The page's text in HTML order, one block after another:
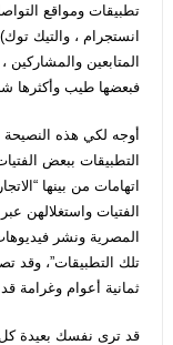
تطبيقات ومواقع
انستجرام ، والتيك
المتابعين والمشاركين
فبعضها طيب وأكثرها
أوجه لكي هذه
التطبيقات ببعض
اتهامات من بينها
الفتيات واستغلالهن
المصرية ونشر
تلك التطبيقات”، وقد
ثمانية أعوام وغرامة قد تصل إلى
قد ترى نفسك بعيدة كل